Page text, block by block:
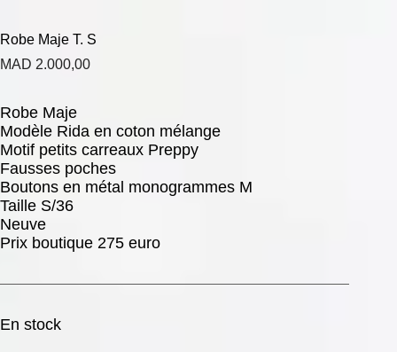
Robe Maje T. S
MAD 2.000,00
Robe Maje
Modèle Rida en coton mélange
Motif petits carreaux Preppy
Fausses poches
Boutons en métal monogrammes M
Taille S/36
Neuve
Prix boutique 275 euro
En stock